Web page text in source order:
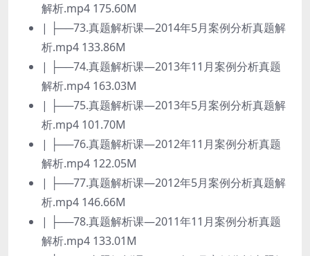
解析.mp4 175.60M
| ├──73.真题解析课—2014年5月案例分析真题解
析.mp4 133.86M
| ├──74.真题解析课—2013年11月案例分析真题
解析.mp4 163.03M
| ├──75.真题解析课—2013年5月案例分析真题解
析.mp4 101.70M
| ├──76.真题解析课—2012年11月案例分析真题
解析.mp4 122.05M
| ├──77.真题解析课—2012年5月案例分析真题解
析.mp4 146.66M
| ├──78.真题解析课—2011年11月案例分析真题
解析.mp4 133.01M